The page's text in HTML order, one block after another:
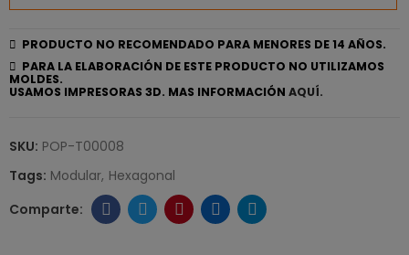
PRODUCTO NO RECOMENDADO PARA MENORES DE 14 AÑOS.
PARA LA ELABORACIÓN DE ESTE PRODUCTO NO UTILIZAMOS
MOLDES.
USAMOS IMPRESORAS 3D. MAS INFORMACIÓN AQUÍ.
SKU: POP-T00008
Tags: Modular Hexagonal